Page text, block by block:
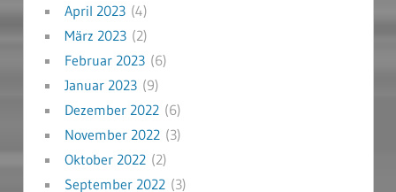
April 2023(4)
März 2023(2)
Februar 2023(6)
Januar 2023(9)
Dezember 2022(6)
November 2022(3)
Oktober 2022(2)
September 2022(3)